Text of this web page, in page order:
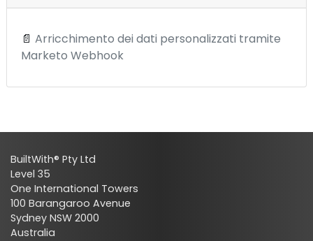
📄 Arricchimento dei dati personalizzati tramite
Marketo Webhook
BuiltWith® Pty Ltd
Level 35
One International Towers
100 Barangaroo Avenue
Sydney NSW 2000
Australia